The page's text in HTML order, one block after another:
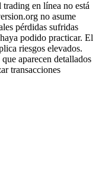
en línea no está
no asume
pérdidas sufridas
podido practicar. El
riesgos elevados.
aparecen detallados
transacciones